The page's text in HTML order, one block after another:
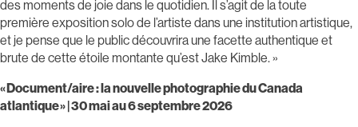
des moments de joie dans le quotidien. Il s’agit de la toute
première exposition solo de l’artiste dans une institution artistique,
et je pense que le public découvrira une facette authentique et
brute de cette étoile montante qu’est Jake Kimble. »
« Document/aire : la nouvelle photographie du Canada
atlantique » | 30 mai au 6 septembre 2026